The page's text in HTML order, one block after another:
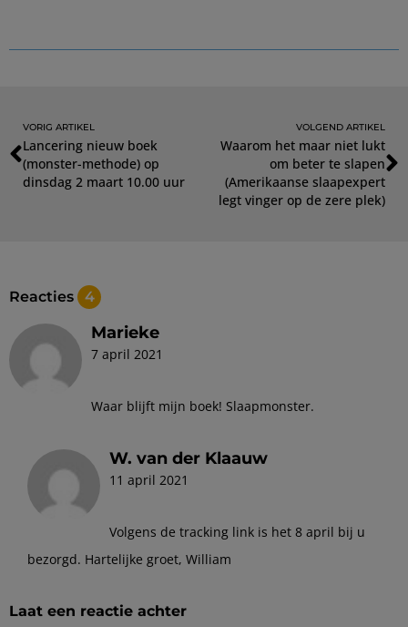
VORIG ARTIKEL
Lancering nieuw boek
(monster-methode) op
dinsdag 2 maart 10.00 uur
VOLGEND ARTIKEL
Waarom het maar niet lukt
om beter te slapen
(Amerikaanse slaapexpert
legt vinger op de zere plek)
Reacties 4
Marieke
7 april 2021
Waar blijft mijn boek! Slaapmonster.
W. van der Klaauw
11 april 2021
Volgens de tracking link is het 8 april bij u
bezorgd. Hartelijke groet, William
Laat een reactie achter